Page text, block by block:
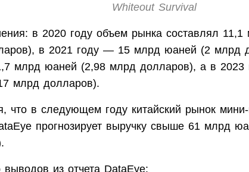
Whiteout Survival
в 2020 году объем рынка составлял
в 2021 году — 15 млрд юаней (2 млрд
млрд юаней (2,98 млрд долларов), а в
млрд долларов).
что в следующем году китайский рынок
прогнозирует выручку свыше 61 млрд
выводов из отчета DataEye: